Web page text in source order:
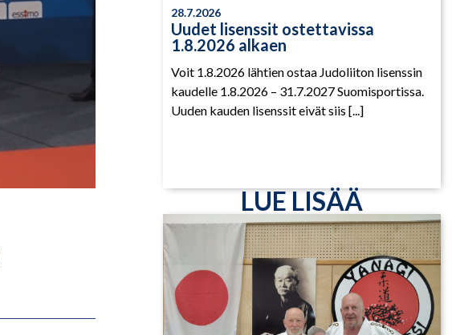
28.7.2026
Uudet lisenssit ostettavissa
1.8.2026 alkaen
Voit 1.8.2026 lähtien ostaa Judoliiton lisenssin
kaudelle 1.8.2026 – 31.7.2027 Suomisportissa.
Uuden kauden lisenssit eivät siis [...]
LUE LISÄÄ